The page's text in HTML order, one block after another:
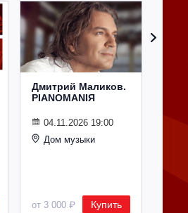
Дмитрий Маликов.
PIANOMANIЯ
04.11.2026 19:00
Дом музыки
от 3 000 ₽ Купить